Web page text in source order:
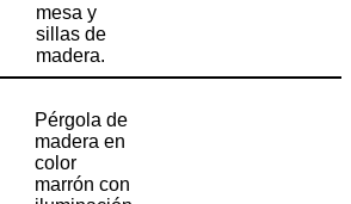
mesa y
sillas de
madera.
Pérgola de
madera en
color
marrón con